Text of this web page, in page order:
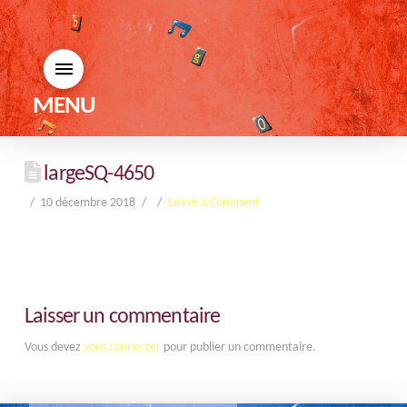
MENU
largeSQ-4650
10 décembre 2018 Leave a Comment
Laisser un commentaire
Vous devez vous connecterpour publier un commentaire.